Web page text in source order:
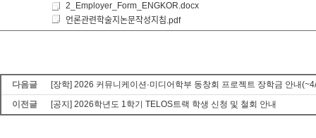
2_Employer_Form_ENGKOR.docx
언론관련학술지논문작성지침.pdf
다음글
[장학] 2026 커뮤니케이션·미디어학부 동창회 프로젝트 장학금 안내
이전글
[공지] 2026학년도 1학기 TELOS트랙 학생 신청 및 철회 안내